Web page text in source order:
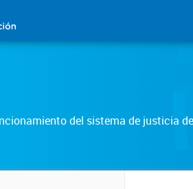
del sistema de justicia